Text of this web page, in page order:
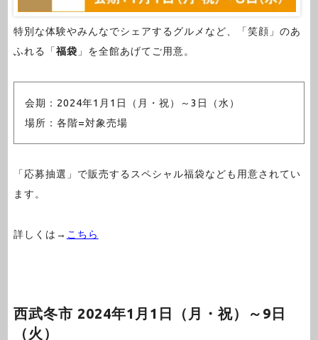
特別な体験やみんなでシェアするグルメなど、「笑顔」のあ
ふれる「福袋 」を全館あげてご用意。
会期：2024年1月1日（月・祝）～3日（水）
場所：各階=対象売場
「応募抽選」で販売するスペシャル福袋なども用意されてい
ます。
詳しくは→ こちら
西武冬市 2024年1月1日（月・祝）～9日
（火）